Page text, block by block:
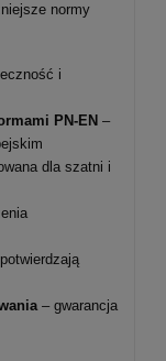
normy
i
PN-EN –
dla szatni i
– gwarancja